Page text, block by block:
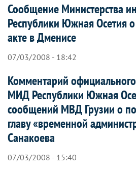
Сообщение Министерства
Республики Южная Осетия
акте в Дменисе
07/03/2008 - 18:42
Комментарий
МИД Республики Южная
сообщений МВД Грузии о
главу «временной
Санакоева
07/03/2008 - 15:40